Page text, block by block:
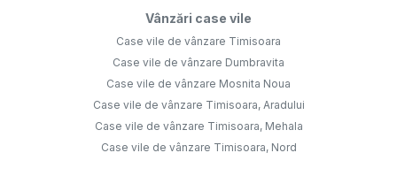
Vânzări case vile
Case vile de vânzare Timisoara
Case vile de vânzare Dumbravita
Case vile de vânzare Mosnita Noua
Case vile de vânzare Timisoara, Aradului
Case vile de vânzare Timisoara, Mehala
Case vile de vânzare Timisoara, Nord